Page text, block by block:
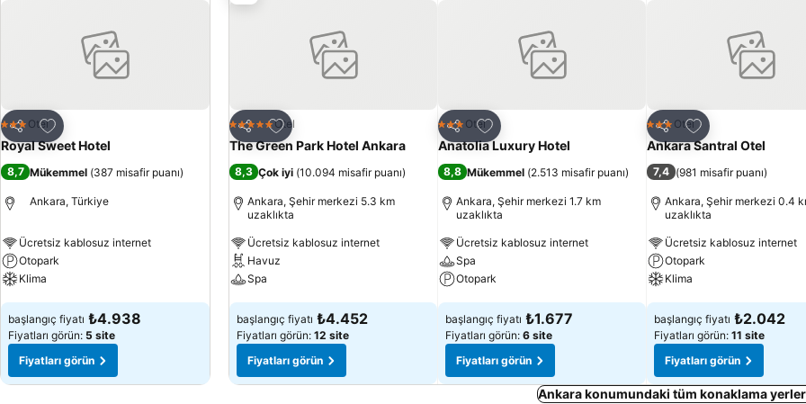
Paylaş
Favorilerime ekle
3 YıldızOtel
Royal Sweet Hotel
8,7 Mükemmel (387 misafir puanı)
Ankara, Türkiye
Ücretsiz kablosuz internet
Otopark
Klima
Fiyatları görün
başlangıç fiyatı ₺4.938
Fiyatları görün: 5 site
Fiyatları görün
Paylaş
Favorilerime ekle
5 Yıldız Otel
The Green Park Hotel Ankara
8,3 Çok iyi (10.094 misafir puanı)
Ankara, Şehir merkezi 5.3 km
uzaklıkta
Ücretsiz kablosuz internet
Havuz
Spa
Fiyatları görün
başlangıç fiyatı ₺4.452
Fiyatları görün: 12 site
Fiyatları görün
Paylaş
Favorilerime ekle
3 YıldızOtel
Anatolia Luxury Hotel
8,8 Mükemmel (2.513 misafir puanı)
Ankara, Şehir merkezi 1.7 km
uzaklıkta
Ücretsiz kablosuz internet
Spa
Otopark
Fiyatları görün
başlangıç fiyatı ₺1.677
Fiyatları görün: 6 site
Fiyatları görün
Paylaş
Favorilerime ekle
3 YıldızOtel
Ankara Santral Otel
7,4 (981 misafir puanı)
Ankara, Şehir merkezi 0.4
uzaklıkta
Ücretsiz kablosuz internet
Otopark
Klima
Fiyatları görün
başlangıç fiyatı ₺2.042
Fiyatları görün: 11 site
Fiyatları görün
Ankara konumundaki tüm konaklama